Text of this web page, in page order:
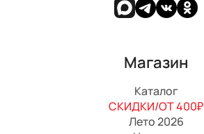
Магазин
Каталог
СКИДКИ/ОТ 400₽
Лето 2026